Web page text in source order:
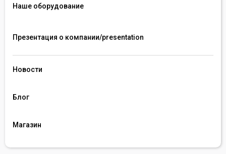
Наше оборудование
Презентация о компании/presentation
Новости
Блог
Магазин